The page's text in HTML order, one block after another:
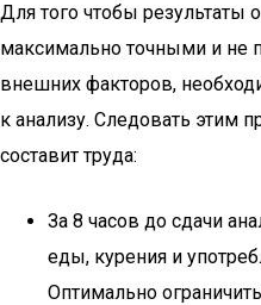
Для того чтобы результаты
максимально точными и
внешних факторов,
к анализу. Следовать этим
составит труда:
За 8 часов до сдачи
еды, курения и
Оптимально